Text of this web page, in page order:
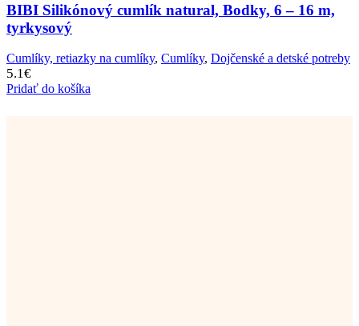
BIBI Silikónový cumlík natural, Bodky, 6 – 16 m,
tyrkysový
Cumlíky, retiazky na cumlíky, Cumlíky, Dojčenské a detské potreby
5.1€
Pridať do košíka